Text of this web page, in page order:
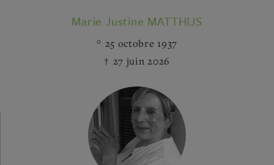
Marie Justine MATTHIJS
25 octobre 1937
27 juin 2026